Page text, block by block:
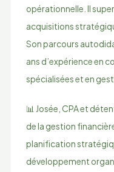
opérationnelle. Il
acquisitions
Son parcours
ans d’expérience en
spécialisées et en
📊 Josée, CPA et
de la gestion
planification
développement